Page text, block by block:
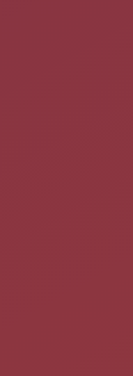
sélectionnez
exemple
va commencer,
vidéo est très
la bande son, puis